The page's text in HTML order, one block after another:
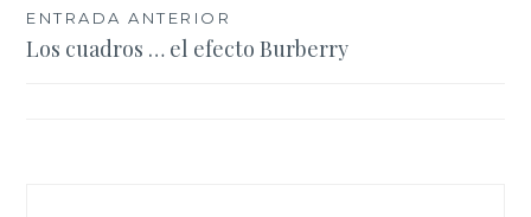
Navegación
de
ENTRADA ANTERIOR
Los cuadros … el efecto Burberry